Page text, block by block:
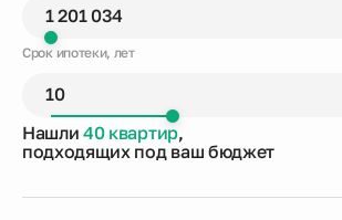
Срок ипотеки, лет
Нашли 40 квартир,
подходящих под ваш бюджет